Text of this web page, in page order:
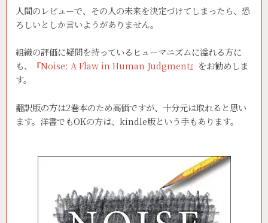
人間のレビューで、その人の未来を決定づけてしまったら、恐
ろしいとしか言いようがありません。
組織の評価に疑問を持っているヒューマニズムに溢れる方に
も、
『Noise: A Flaw in Human Judgment』 をお勧めしま
す。
翻訳版の方は2巻本のため高価ですが、十分元は取れると思い
ます。洋書でもOKの方は、kindle版という手もあります。